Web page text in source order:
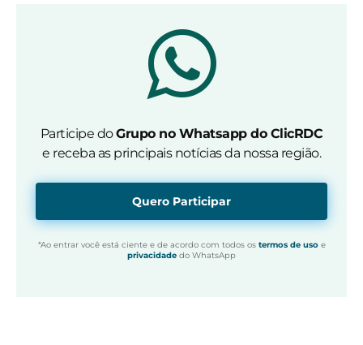
Participe doGrupo no Whatsapp do ClicRDC
e receba as principais notícias da nossa região.
Quero Participar
*Ao entrar você está ciente e de acordo com todos os termos de usoe
privacidade do WhatsApp